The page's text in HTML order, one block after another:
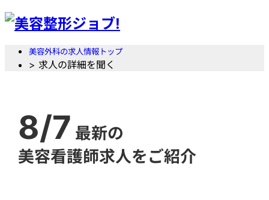
美容外科の求人情報トップ
> 求人の詳細を聞く
8/7 最新の
美容看護師求人をご紹介